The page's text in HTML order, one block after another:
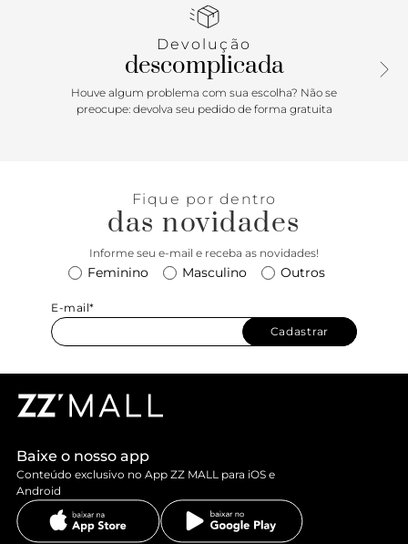
strass. Possui tiras finas em torno do calcanhar e tornozelo
Com palmilha da cor do modelo e logo retrô da marca.
Devolução
descomplicada
Houve algum problema com sua escolha? Não se
preocupe: devolva seu pedido de forma gratuita
Fique por dentro
das novidades
Informe seu e-mail e receba as novidades!
Feminino Masculino Outros
E-mail*
Cadastrar
Baixe o nosso app
Conteúdo exclusivo no App ZZ MALL para iOS e
Android